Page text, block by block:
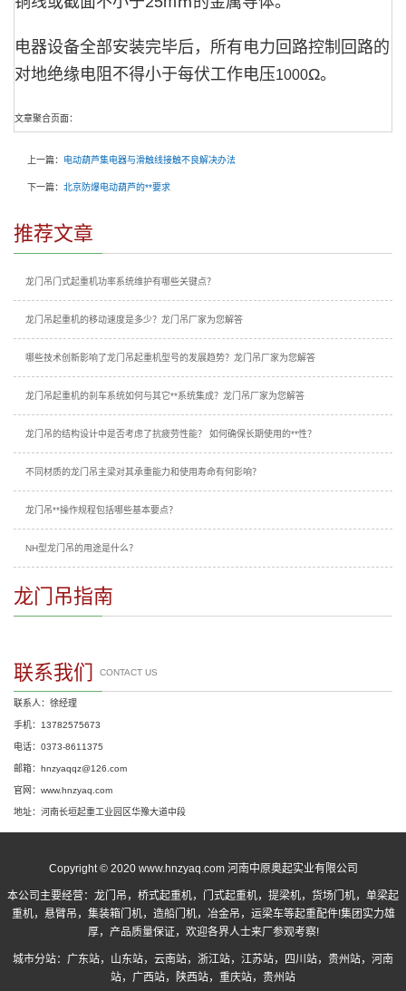
电器设备全部安装完毕后，所有电力回路控制回路的
对地绝缘电阻不得小于每伏工作电压1000Ω。
文章聚合页面：
上一篇： 电动葫芦集电器与滑触线接触不良解决办法
下一篇： 北京防爆电动葫芦的**要求
推荐文章
龙门吊门式起重机功率系统维护有哪些关键点？
龙门吊起重机的移动速度是多少？龙门吊厂家为您解答
哪些技术创新影响了龙门吊起重机型号的发展趋势？龙门吊厂家为您解答
龙门吊起重机的刹车系统如何与其它**系统集成？龙门吊厂家为您解答
龙门吊的结构设计中是否考虑了抗疲劳性能？ 如何确保长期使用的**性？
不同材质的龙门吊主梁对其承重能力和使用寿命有何影响？
龙门吊**操作规程包括哪些基本要点？
NH型龙门吊的用途是什么？
龙门吊指南
联系我们 CONTACT US
联系人：徐经理
手机：13782575673
电话：0373-8611375
邮箱：hnzyaqqz@126.com
官网：www.hnzyaq.com
地址：河南长垣起重工业园区华豫大道中段
Copyright © 2020 www.hnzyaq.com 河南中原奥起实业有限公司
本公司主要经营： 龙门吊 ， 桥式起重机， 门式起重机，提梁机，货场门机，单梁起
重机，悬臂吊，集装箱门机，造船门机，冶金吊，运梁车等起重配件!集团实力雄
厚，产品质量保证，欢迎各界人士来厂参观考察!
城市分站： 广东站， 山东站， 云南站， 浙江站， 江苏站， 四川站， 贵州站， 河南
站， 广西站， 陕西站， 重庆站， 贵州站